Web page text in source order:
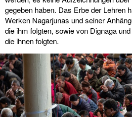
gegeben haben. Das Erbe der Lehren
Werken Nagarjunas und seiner
die ihm folgten, sowie von Dignaga
die ihnen folgten.